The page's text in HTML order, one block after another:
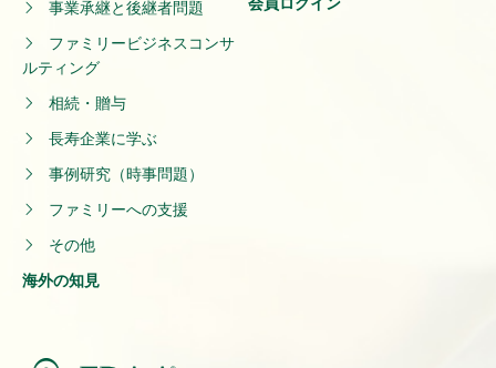
事業承継と後継者問題
ファミリービジネスコンサ
ルティング
相続・贈与
長寿企業に学ぶ
事例研究（時事問題）
ファミリーへの支援
その他
海外の知見